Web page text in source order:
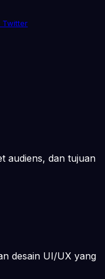
Twitter
audiens, dan tujuan
desain UI/UX yang